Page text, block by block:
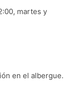
martes y
en el albergue.